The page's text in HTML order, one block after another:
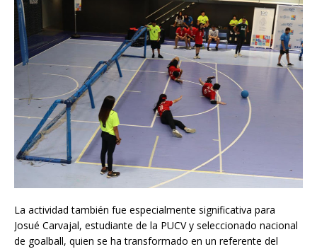
La actividad también fue especialmente significativa para
Josué Carvajal, estudiante de la PUCV y seleccionado nacional
de goalball, quien se ha transformado en un referente del